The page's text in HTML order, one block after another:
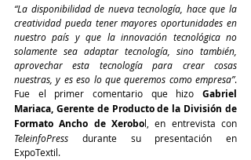
“La disponibilidad de nueva tecnología, hace que la
creatividad pueda tener mayores oportunidades en
nuestro país y que la innovación tecnológica no
solamente sea adaptar tecnología, sino también,
aprovechar esta tecnología para crear cosas
nuestras, y es eso lo que queremos como empresa”.
Fue el primer comentario que hizo Gabriel
Mariaca, Gerente de Producto de la División de
Formato Ancho de Xerobo
TeleinfoPress durante su presentación en
ExpoTextil.